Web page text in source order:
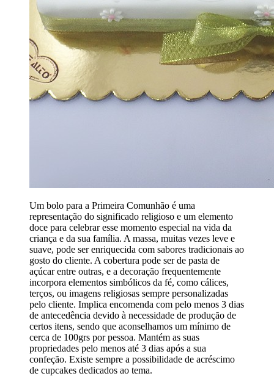
Um bolo para a Primeira Comunhão é uma
representação do significado religioso e um elemento
doce para celebrar esse momento especial na vida da
criança e da sua família. A massa, muitas vezes leve e
suave, pode ser enriquecida com sabores tradicionais ao
gosto do cliente. A cobertura pode ser de pasta de
açúcar entre outras, e a decoração frequentemente
incorpora elementos simbólicos da fé, como cálices,
terços, ou imagens religiosas sempre personalizadas
pelo cliente. Implica encomenda com pelo menos 3 dias
de antecedência devido à necessidade de produção de
certos itens, sendo que aconselhamos um mínimo de
cerca de 100grs por pessoa. Mantém as suas
propriedades pelo menos até 3 dias após a sua
confeção. Existe sempre a possibilidade de acréscimo
de cupcakes dedicados ao tema.